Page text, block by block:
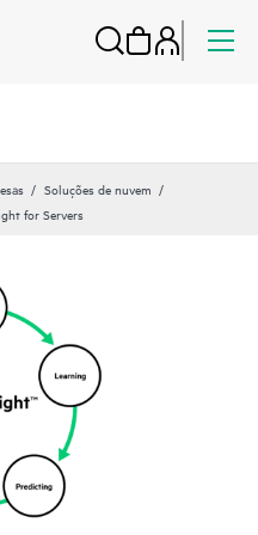
Soluções de nuvem
for Servers